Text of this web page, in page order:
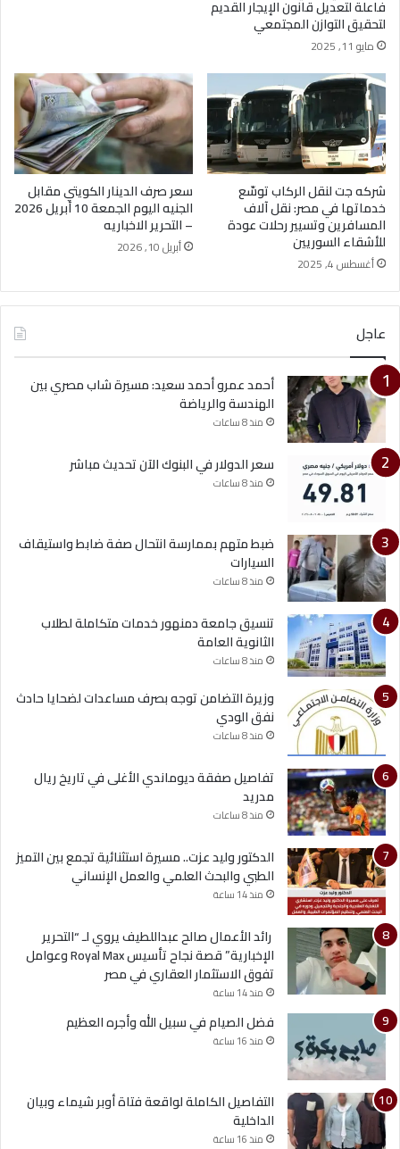
فاعلة لتعديل قانون الإيجار القديم
لتحقيق التوازن المجتمعي
مايو 11, 2025
شركه جت لنقل الركاب توسّع
خدماتها في مصر: نقل آلاف
المسافرين وتسيير رحلات عودة
للأشقاء السوريين
أغسطس 4, 2025
سعر صرف الدينار الكويتي مقابل
الجنيه اليوم الجمعة 10 أبريل 2026
– التحرير الاخباريه
أبريل 10, 2026
عاجل
أحمد عمرو أحمد سعيد: مسيرة شاب مصري بين
الهندسة والرياضة
منذ 8 ساعات
سعر الدولار في البنوك الآن تحديث مباشر
منذ 8 ساعات
ضبط متهم بممارسة انتحال صفة ضابط واستيقاف
السيارات
منذ 8 ساعات
تنسيق جامعة دمنهور خدمات متكاملة لطلاب
الثانوية العامة
منذ 8 ساعات
وزيرة التضامن توجه بصرف مساعدات لضحايا حادث
نفق الودي
منذ 8 ساعات
تفاصيل صفقة ديوماندي الأغلى في تاريخ ريال
مدريد
منذ 8 ساعات
الدكتور وليد عزت.. مسيرة استثنائية تجمع بين التميز
الطبي والبحث العلمي والعمل الإنساني
منذ 14 ساعة
رائد الأعمال صالح عبداللطيف يروي لـ “التحرير
الإخبارية” قصة نجاح تأسيس Royal Max وعوامل
تفوق الاستثمار العقاري في مصر
منذ 14 ساعة
فضل الصيام في سبيل الله وأجره العظيم
منذ 16 ساعة
التفاصيل الكاملة لواقعة فتاة أوبر شيماء وبيان
الداخلية
منذ 16 ساعة